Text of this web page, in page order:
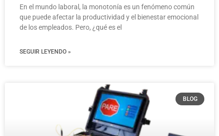
En el mundo laboral, la monotonía es un fenómeno común
que puede afectar la productividad y el bienestar emocional
de los empleados. Pero, ¿qué es el
SEGUIR LEYENDO »
BLOG